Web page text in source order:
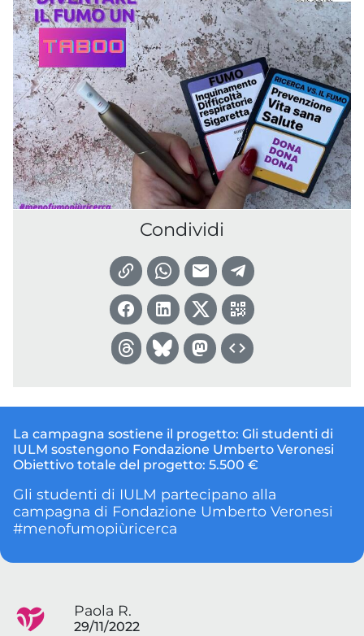
Condividi
La campagna sostiene il progetto: Gli studenti di
IULM sostengono Fondazione Umberto Veronesi
Obiettivo totale del progetto: 5.500 €
Gli studenti di IULM partecipano alla
campagna di Fondazione Umberto Veronesi
#menofumopiùricerca
Paola R.
29/11/2022